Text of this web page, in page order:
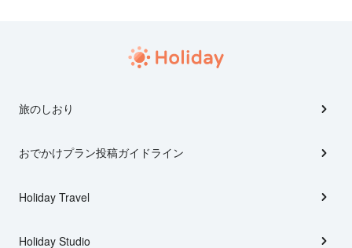
旅のしおり
おでかけプラン投稿ガイドライン
Holiday Travel
Holiday Studio